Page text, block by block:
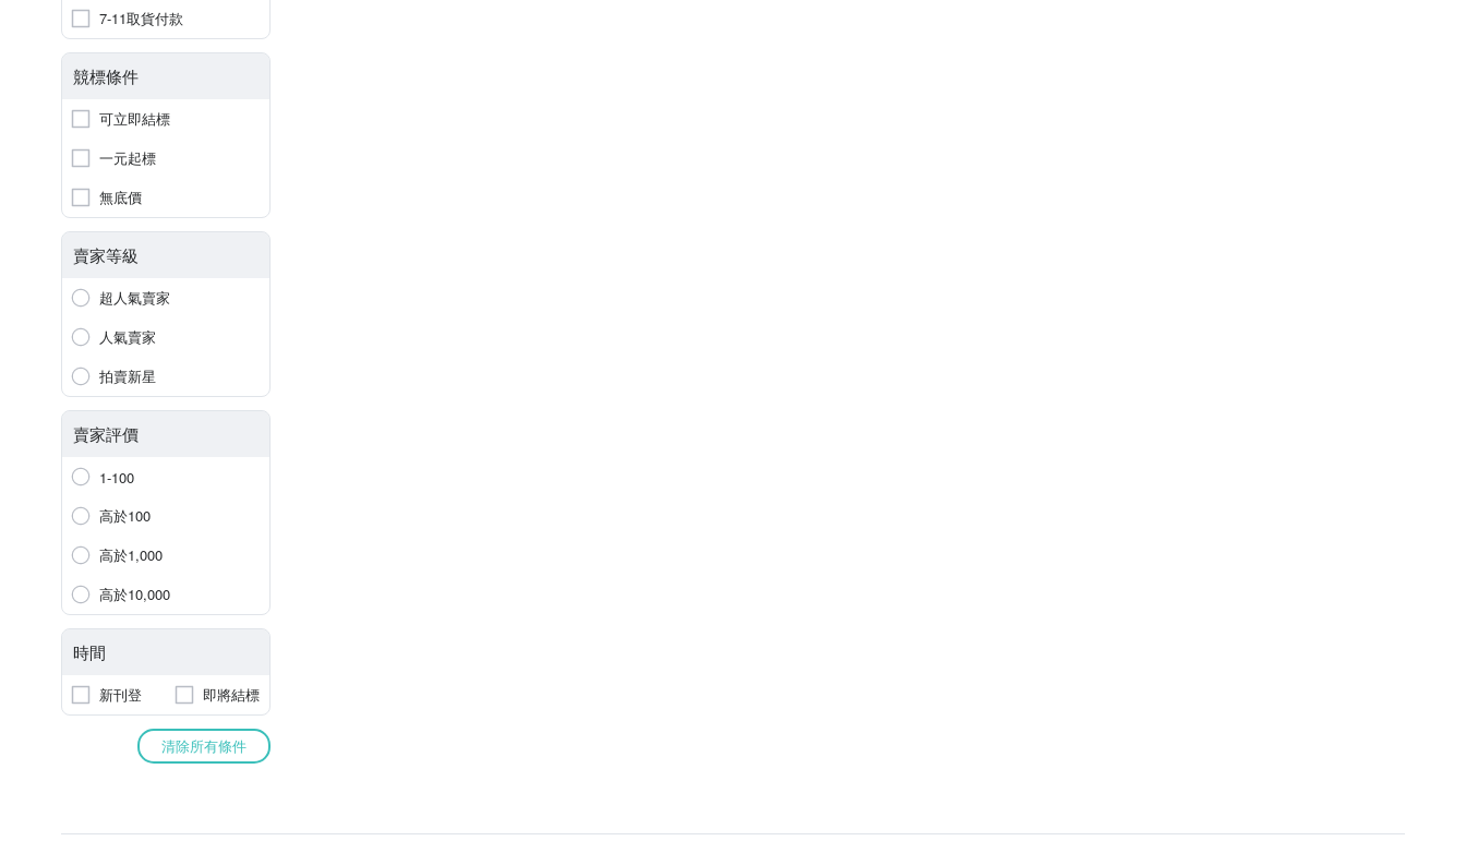
7-11取貨付款
競標條件
可立即結標
一元起標
無底價
賣家等級
超人氣賣家
人氣賣家
拍賣新星
賣家評價
1-100
高於100
高於1,000
高於10,000
時間
新刊登 即將結標
清除所有條件